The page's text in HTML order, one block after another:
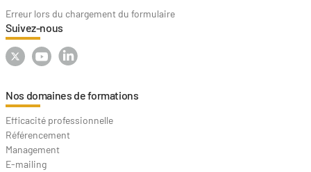
Erreur lors du chargement du formulaire
Suivez-nous
Nos domaines de formations
Efficacité professionnelle
Référencement
Management
E-mailing